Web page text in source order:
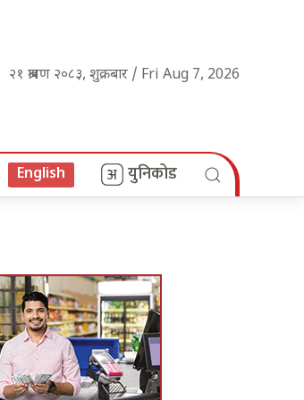
२१ श्रावण २०८३, शुक्रबार / Fri Aug 7, 2026
English युनिकोड